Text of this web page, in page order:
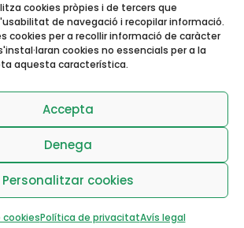
cookies pròpies i de tercers que
de navegació i recopilar informació.
cookies per a recollir informació de caràcter
cookies no essencials per a la
aquesta característica.
Accepta
Denega
Personalitzar cookies
cookiesPolítica de privacitatAvís legal
activitats dirigides